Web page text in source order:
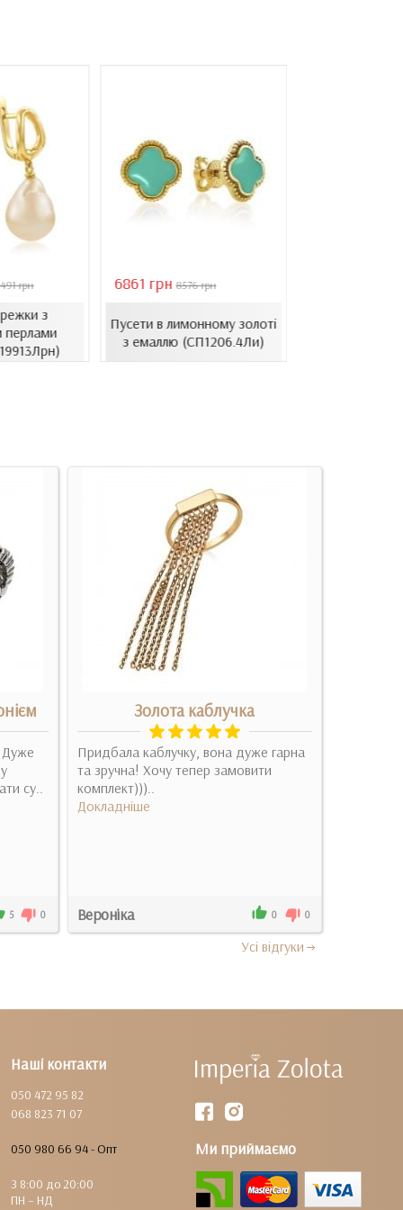
грн
з
перлами
6861 грн 8576 грн
Пусети в лимонному золоті
з емаллю (СП1206.4Ли)
Дуже
су..
5 0
Золота каблучка
Придбала каблучку, вона дуже гарна
та зручна! Хочу тепер замовити
комплект)))..
Докладніше
Вероніка 0 0
Усi вiдгуки
Наші контакти
050 472 95 82
068 823 71 07
050 980 66 94 - Опт
З 8:00 до 20:00
ПН – НД
Ми приймаємо